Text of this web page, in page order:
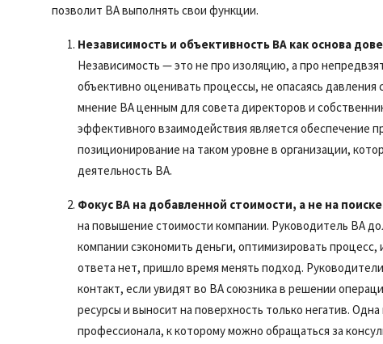
позволит ВА выполнять свои функции.
Независимость и объективность ВА как основа
Независимость — это не про изоляцию, а про
объективно оценивать процессы, не опасаясь
мнение ВА ценным для совета директоров и
эффективного взаимодействия является обеспечение
позиционирование на таком уровне в организации,
деятельность ВА.
Фокус ВА на добавленной стоимости, а не на
на повышение стоимости компании. Руководитель ВА
компании сэкономить деньги, оптимизировать
ответа нет, пришло время менять подход.
контакт, если увидят во ВА союзника в решении
ресурсы и выносит на поверхность только негатив.
профессионала, к которому можно обращаться за